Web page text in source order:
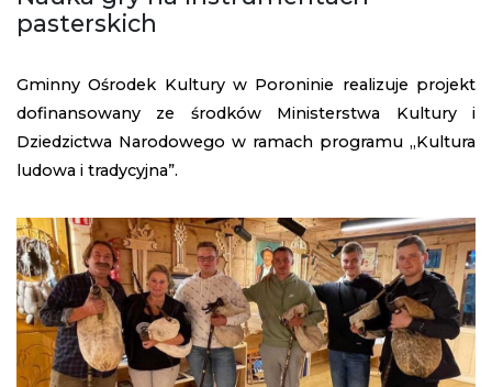
pasterskich
Gminny Ośrodek Kultury w Poroninie realizuje projekt
dofinansowany ze środków Ministerstwa Kultury i
Dziedzictwa Narodowego w ramach programu „Kultura
ludowa i tradycyjna”.